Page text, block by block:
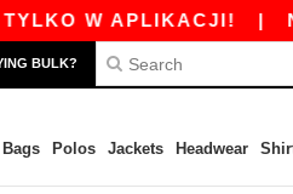
W APLIKACJI!|
BULK?
Bags Polos Jackets Headwear